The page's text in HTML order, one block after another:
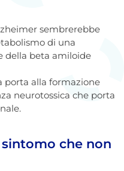
sembrerebbe
di una
della beta amiloide
porta alla formazione
neurotossica che porta
che non